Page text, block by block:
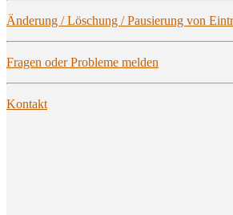
Ände­rung / Löschung / Pau­sie­rung von
Fra­gen oder Pro­ble­me melden
Kon­takt